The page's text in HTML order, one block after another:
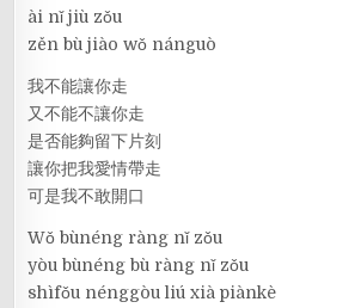
ài nǐ jiù zǒu
zěn bù jiào wǒ nánguò
我不能讓你走
又不能不讓你走
是否能夠留下片刻
讓你把我愛情帶走
可是我不敢開口
Wǒ bùnéng ràng nǐ zǒu
yòu bùnéng bù ràng nǐ zǒu
shìfǒu nénggòu liú xià piànkè